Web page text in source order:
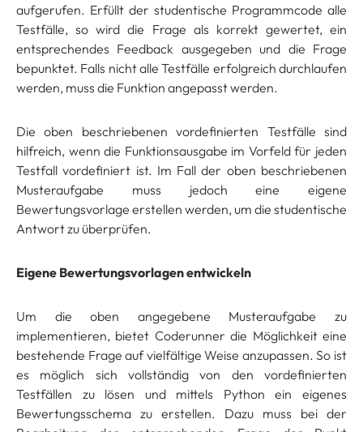
aufgerufen. Erfüllt der studentische Programmcode alle
Testfälle, so wird die Frage als korrekt gewertet, ein
entsprechendes Feedback ausgegeben und die Frage
bepunktet. Falls nicht alle Testfälle erfolgreich durchlaufen
werden, muss die Funktion angepasst werden.
Die oben beschriebenen vordefinierten Testfälle sind
hilfreich, wenn die Funktionsausgabe im Vorfeld für jeden
Testfall vordefiniert ist. Im Fall der oben beschriebenen
Musteraufgabe muss jedoch eine eigene
Bewertungsvorlage erstellen werden, um die studentische
Antwort zu überprüfen.
Eigene Bewertungsvorlagen entwickeln
Um die oben angegebene Musteraufgabe zu
implementieren, bietet Coderunner die Möglichkeit eine
bestehende Frage auf vielfältige Weise anzupassen. So ist
es möglich sich vollständig von den vordefinierten
Testfällen zu lösen und mittels Python ein eigenes
Bewertungsschema zu erstellen. Dazu muss bei der